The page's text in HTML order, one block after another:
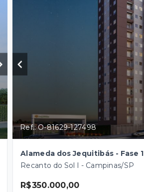
Ref.: O-81629-127498
Alameda dos Jequitibás - Fase 1
Recanto do Sol I - Campinas/SP
R$350.000,00